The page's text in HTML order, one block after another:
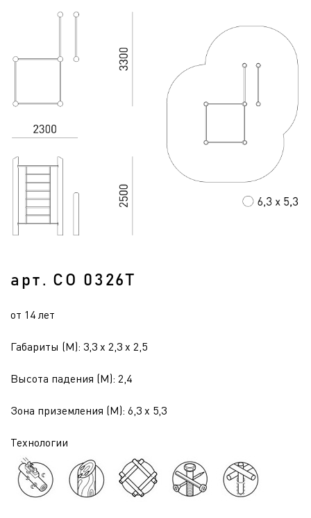
арт. СО 0326Т
от 14 лет
Габариты (М): 3,3 x 2,3 x 2,5
Высота падения (М): 2,4
Зона приземления (М): 6,3 x 5,3
Технологии